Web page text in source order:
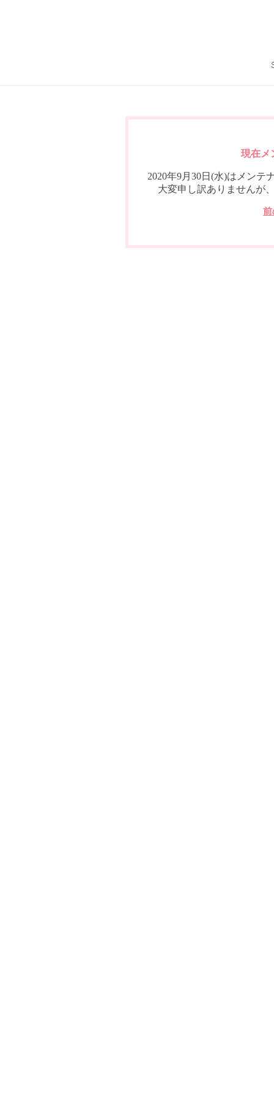
現在メ
2020年9月30日(水)はメンテ
大変申し訳ありませんが
前